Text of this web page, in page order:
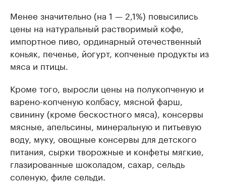
Менее значительно (на 1 — 2,1%) повысились
цены на натуральный растворимый кофе,
импортное пиво, ординарный отечественный
коньяк, печенье, йогурт, копченые продукты из
мяса и птицы.
Кроме того, выросли цены на полукопченую и
варено-копченую колбасу, мясной фарш,
свинину (кроме бескостного мяса), консервы
мясные, апельсины, минеральную и питьевую
воду, муку, овощные консервы для детского
питания, сырки творожные и конфеты мягкие,
глазированные шоколадом, сахар, сельдь
соленую, филе сельди.